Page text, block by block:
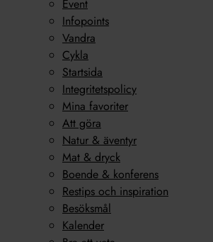
Event
Infopoints
Vandra
Cykla
Startsida
Integritetspolicy
Mina favoriter
Att göra
Natur & äventyr
Mat & dryck
Boende & konferens
Restips och inspiration
Besöksmål
Kalender